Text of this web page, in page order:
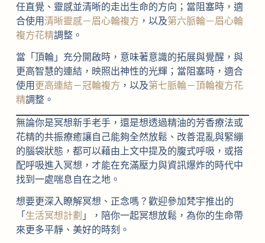
任直覺、靈感並清晰的走出生命的方向；當阻塞時，適
合使用清晰靈感－眉心輪複方 ，以及第六脈輪－眉心輪
複方花精調整。
當「頂輪」充分開啟時，意味著意識的拓展與覺醒，與
更高智慧的連結，映照出神性的光輝；當阻塞時，適合
使用 更高連結－冠輪複方 ，以及第七脈輪－頂輪複方花
精調整。
無論你是冥想新手老手，還是想透過精油的芳香療法或
花精的共振療癒讓自己能夠全然放鬆、改善混亂與緊繃
的腦袋狀態，都可以藉由上文中提及的腹式呼吸，或搭
配呼吸進入冥想，才能在充滿壓力與資訊爆炸的時代中
找到一處喘息自在之地。
想要更深入瞭解冥想、正念嗎？歡迎參加梵宇推出的
「 生活冥想計劃 」，陪你一起冥想放鬆，為你的生命帶
來更多平靜、美好的時刻。